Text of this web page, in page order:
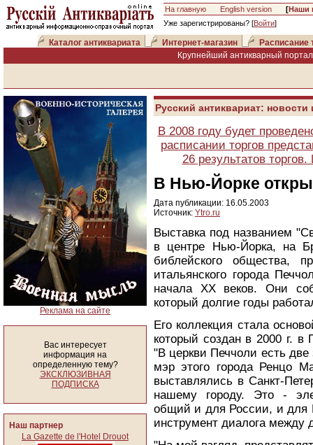
На главную English version [Наши
Уже зарегистрированы? [Войти]
Каталог антиквариата Интернет-магазин
Расписание
Крупнейший антикварный
Реклама на сайте
Вас интересует
информация на
определенную тему?
ЭКСКЛЮЗИВНАЯ
ПОДПИСКА
Наш партнер
La Gazette de l'Hotel Drouot
Русский антиквариат:
В 2008 году будет
расписании торгов
26 результатов
В Нью-Йорке
Дата публикации: 16.05.2003
Источник: Ytro.ru
Выставка под названием
в центре Нью-Йорка, на
библейского общества,
итальянского города
начала ХХ веков. Они
который долгие годы
Его коллекция стала
который создан в 2000 г.
"В церкви Печчоли есть
мэр этого города Ренцо
выставлялись в Санкт-
нашему городу. Это -
общий и для России, и для
инструмент диалога между